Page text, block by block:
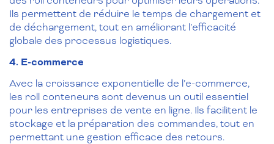
Ils permettent de réduire le temps de chargement et
de déchargement, tout en améliorant l’efficacité
globale des processus logistiques.
4. E-commerce
Avec la croissance exponentielle de l’e-commerce,
les roll conteneurs sont devenus un outil essentiel
pour les entreprises de vente en ligne. Ils facilitent le
stockage et la préparation des commandes, tout en
permettant une gestion efficace des retours.